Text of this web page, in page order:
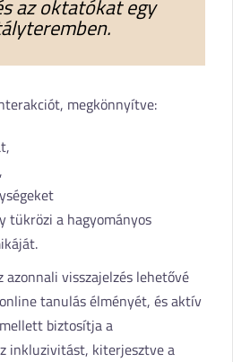
az oktatókat egy
megkönnyítve:
tükrözi a hagyományos
azonnali visszajelzés lehetővé
tanulás élményét, és aktív
biztosítja a
inkluzivitást, kiterjesztve a